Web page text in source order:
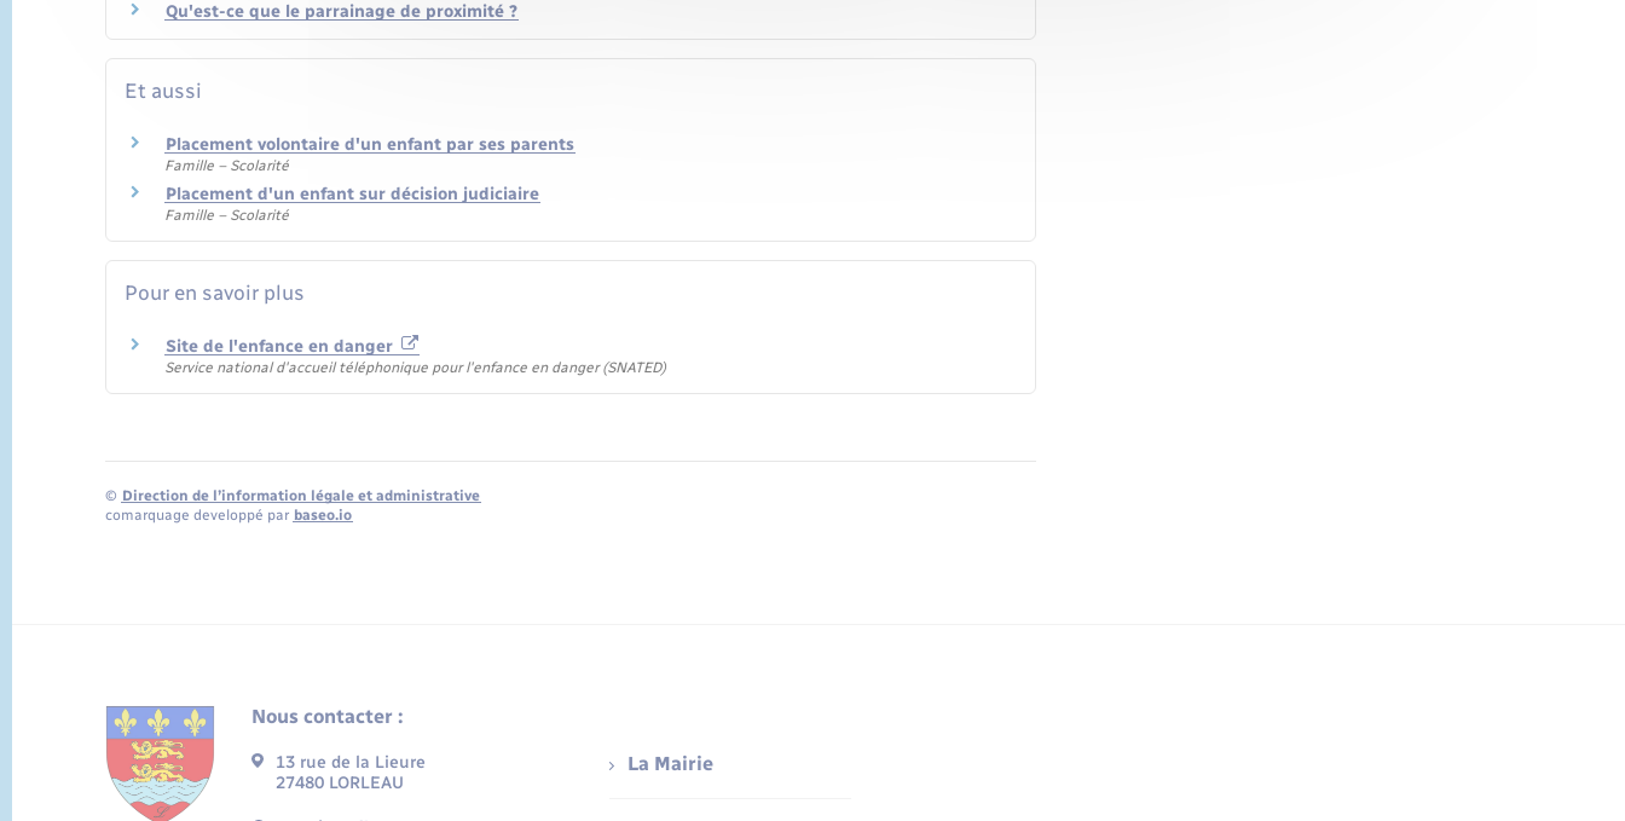
Qu'est-ce que le parrainage de proximité ?
Et aussi
Placement volontaire d'un enfant par ses parents
Famille – Scolarité
Placement d'un enfant sur décision judiciaire
Famille – Scolarité
Pour en savoir plus
Site de l'enfance en danger
Service national d'accueil téléphonique pour l'enfance en danger (SNATED)
© Direction de l’information légale et administrative
comarquage developpé par baseo.io
Nous contacter :
13 rue de la Lieure
27480 LORLEAU
La Mairie